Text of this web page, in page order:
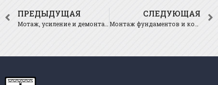
ПРЕДЫДУЩАЯ СЛЕДУЮЩАЯ